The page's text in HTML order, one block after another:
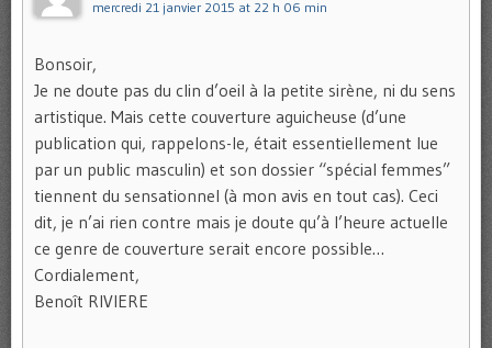
mercredi 21 janvier 2015 at 22 h 06 min
Bonsoir,
Je ne doute pas du clin d’oeil à la petite sirène, ni du sens
artistique. Mais cette couverture aguicheuse (d’une
publication qui, rappelons-le, était essentiellement lue
par un public masculin) et son dossier “spécial femmes”
tiennent du sensationnel (à mon avis en tout cas). Ceci
dit, je n’ai rien contre mais je doute qu’à l’heure actuelle
ce genre de couverture serait encore possible…
Cordialement,
Benoît RIVIERE